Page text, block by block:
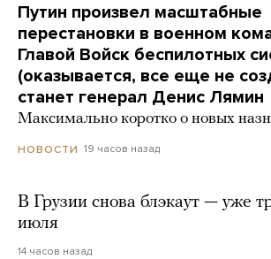
Путин произвел масштабные
перестановки в военном
Главой Войск беспилотных
(оказывается, все еще не
станет генерал Денис Лямин
Максимально коротко о новых
НОВОСТИ 19 часов назад
В Грузии снова блэкаут — уже
июля
14 часов назад